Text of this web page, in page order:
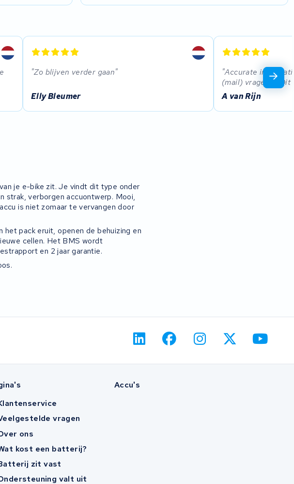
Zo blijven verder gaan
Elly Bleumer
Accurate
(mail) vragen👍
A van Rijn
je e-bike zit. Je vindt dit type onder
strak, verborgen accuontwerp. Mooi,
is niet zomaar te vervangen door
het pack eruit, openen de behuizing en
cellen. Het BMS wordt
en 2 jaar garantie.
vragen
ons
kost een batterij?
zit vast
valt uit
Accu's